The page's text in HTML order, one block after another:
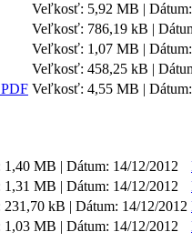
Veľkosť: 5,92 MB | Dátum:
Veľkosť: 786,19 kB |
Veľkosť: 1,07 MB |
Veľkosť: 458,25 kB |
Veľkosť: 4,55 MB |
MB | Dátum: 14/12/2012
MB | Dátum: 14/12/2012
kB | Dátum: 14/12/2012
MB | Dátum: 14/12/2012